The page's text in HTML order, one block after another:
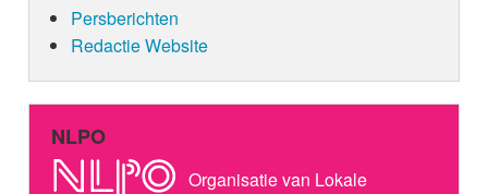
Persberichten
Redactie Website
NLPO
Organisatie van Lokale